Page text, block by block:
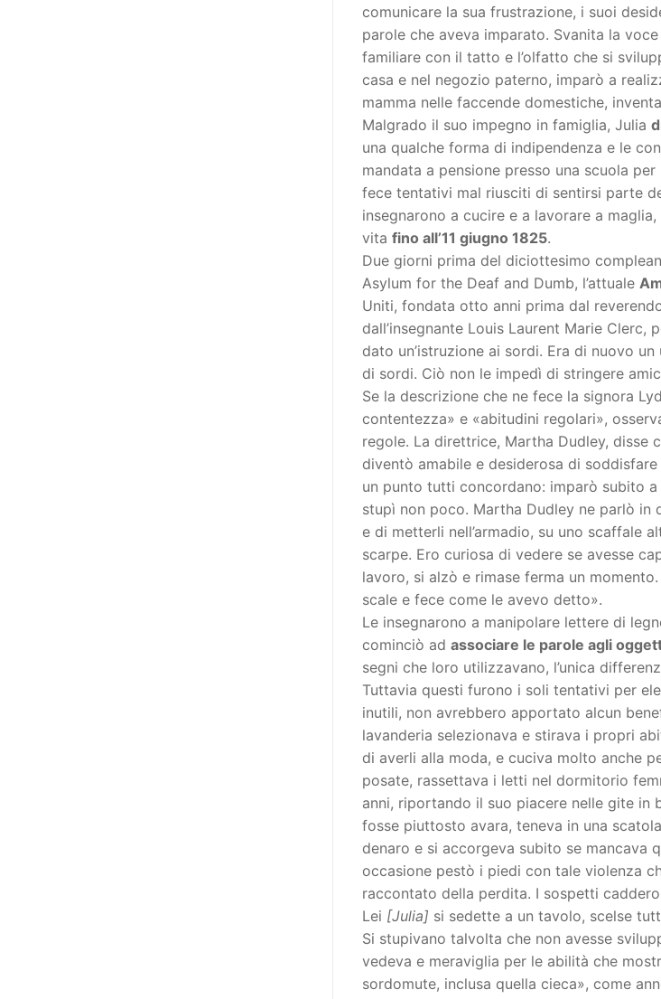
comunicare la sua frustrazione, i suoi
parole che aveva imparato. Svanita la
familiare con il tatto e l’olfatto che si
casa e nel negozio paterno, imparò a
mamma nelle faccende domestiche,
Malgrado il suo impegno in famiglia, Julia
una qualche forma di indipendenza e le
mandata a pensione presso una scuola
fece tentativi mal riusciti di sentirsi parte
insegnarono a cucire e a lavorare a
vita fino all’11 giugno 1825.
Due giorni prima del diciottesimo
Asylum for the Deaf and Dumb, l’attuale
Uniti, fondata otto anni prima dal
dall’insegnante Louis Laurent Marie Clerc,
dato un’istruzione ai sordi. Era di nuovo
di sordi. Ciò non le impedì di stringere
Se la descrizione che ne fece la signora
contentezza» e «abitudini regolari»,
regole. La direttrice, Martha Dudley, disse
diventò amabile e desiderosa di
un punto tutti concordano: imparò subito a
stupì non poco. Martha Dudley ne parlò
e di metterli nell’armadio, su uno scaffale
scarpe. Ero curiosa di vedere se avesse
lavoro, si alzò e rimase ferma un
scale e fece come le avevo detto».
Le insegnarono a manipolare lettere di
cominciò ad associare le parole agli
segni che loro utilizzavano, l’unica
Tuttavia questi furono i soli tentativi per
inutili, non avrebbero apportato alcun
lavanderia selezionava e stirava i propri
di averli alla moda, e cuciva molto anche
posate, rassettava i letti nel dormitorio
anni, riportando il suo piacere nelle gite in
fosse piuttosto avara, teneva in una
denaro e si accorgeva subito se mancava
occasione pestò i piedi con tale violenza
raccontato della perdita. I sospetti
Lei [Julia] si sedette a un tavolo, scelse
Si stupivano talvolta che non avesse
vedeva e meraviglia per le abilità che
sordomute, inclusa quella cieca», come